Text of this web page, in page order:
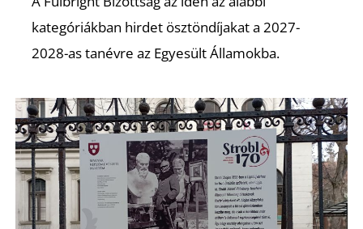
kategóriákban hirdet ösztöndíjakat a 2027-
2028-as tanévre az Egyesült Államokba.